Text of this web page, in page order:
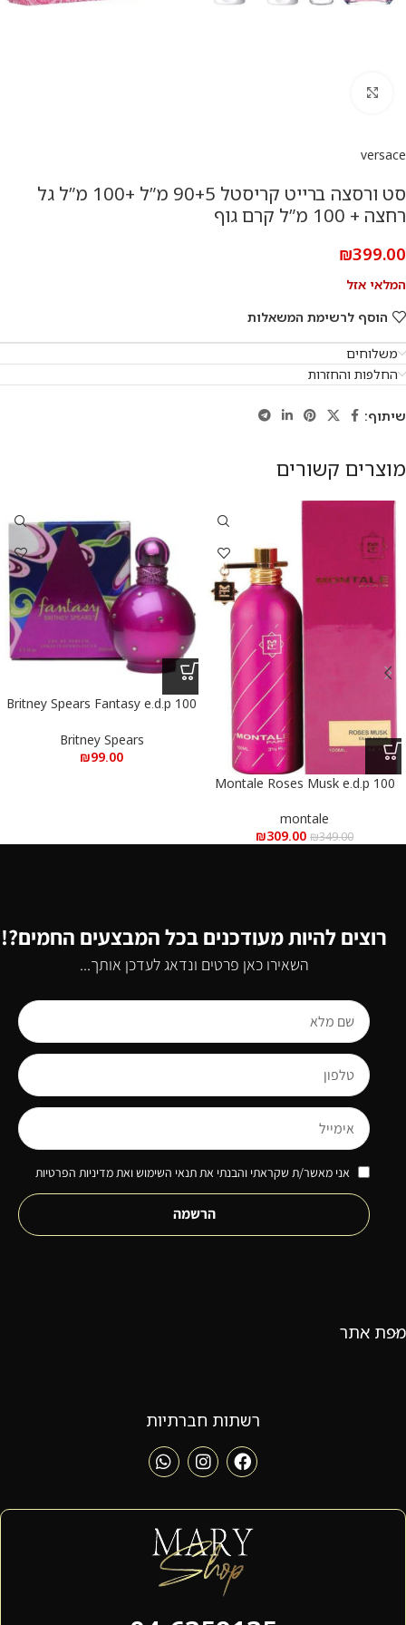
versace
סט ורסצה ברייט קריסטל 90+5 מ”ל +100 מ”ל גל
רחצה + 100 מ”ל קרם גוף
₪399.00
המלאי אזל
הוסף לרשימת המשאלות
משלוחים
החלפות והחזרות
שיתוף:
מוצרים קשורים
Montale Roses Musk e.d.p 100
מ”ל
montale
₪349.00
₪309.00
Britney Spears Fantasy e.d.p 100
מ”ל
Britney Spears
₪99.00
רוצים להיות מעודכנים בכל המבצעים החמים?!
השאירו כאן פרטים ונדאג לעדכן אותך...
אני מאשר/ת שקראתי והבנתי את תנאי השימוש ואת מדיניות הפרטיות
הרשמה
מפת אתר
רשתות חברתיות